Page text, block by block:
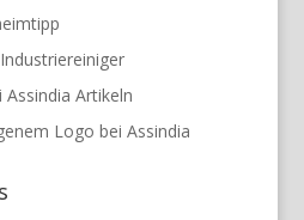
Assindia Artikeln
Logo bei Assindia